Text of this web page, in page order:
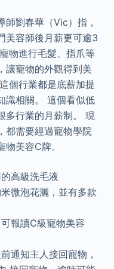
師劉春華（Vic）指，
美容師後月薪更可逾3
物進行毛髮、指爪等
讓寵物的外觀得到美
個行業都是底薪加提
識相關。 這個看似低
多行業的月薪制。 現
都需要經過寵物學院
美容C牌。
高級洗毛液
微泡花灑，並有多款
報讀C級寵物美容
通知主人接回寵物，